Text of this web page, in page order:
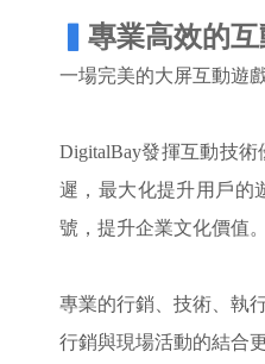
專業高效的
一場完美的大屏互動遊
DigitalBay發揮互動技
遲，最大化提升用戶的
號，提升企業文化價值。
專業的行銷、技術、執
行銷與現場活動的結合更